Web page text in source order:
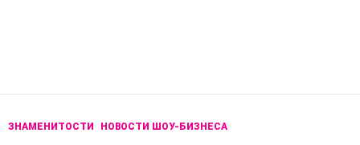
ЗНАМЕНИТОСТИ НОВОСТИ ШОУ-БИЗНЕСА